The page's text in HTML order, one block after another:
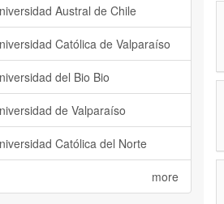
Austral de Chile
Católica de Valparaíso
del Bio Bio
de Valparaíso
Católica del Norte
more